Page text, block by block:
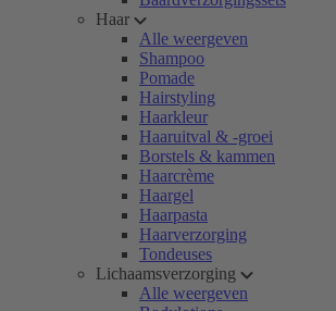
Haar
Alle weergeven
Shampoo
Pomade
Hairstyling
Haarkleur
Haaruitval & -groei
Borstels & kammen
Haarcrème
Haargel
Haarpasta
Haarverzorging
Tondeuses
Lichaamsverzorging
Alle weergeven